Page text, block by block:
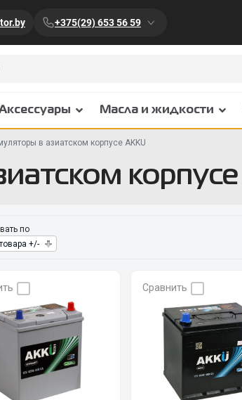
+375(29) 653 56 59
Масла и жидкости
в азиатском корпусе AKKU
корпусе
по
+/-
Сравнить